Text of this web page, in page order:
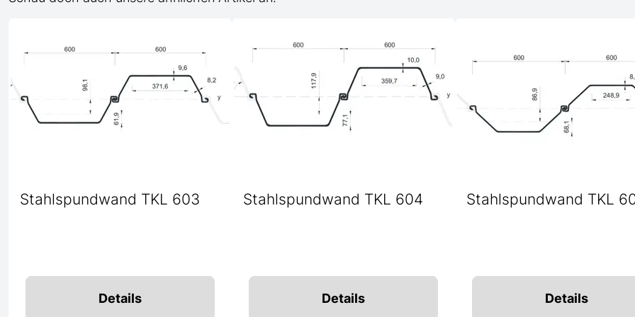
Stahlspundwand TKL 603
Details
Stahlspundwand TKL 604
Details
Stahlspundwand TKL
Details